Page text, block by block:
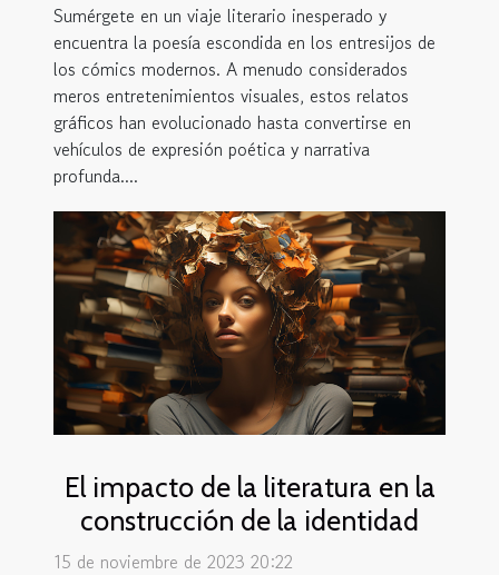
Sumérgete en un viaje literario inesperado y
encuentra la poesía escondida en los entresijos de
los cómics modernos. A menudo considerados
meros entretenimientos visuales, estos relatos
gráficos han evolucionado hasta convertirse en
vehículos de expresión poética y narrativa
profunda....
El impacto de la literatura en la
construcción de la identidad
15 de noviembre de 2023 20:22